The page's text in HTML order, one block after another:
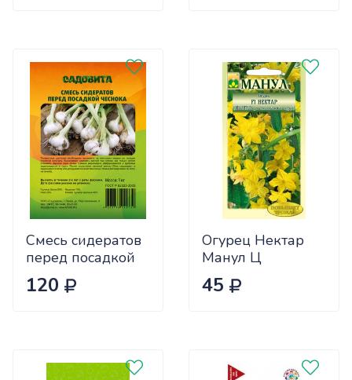
Смесь сидератов
перед посадкой
чеснока 0,5кг
САДОВИТА
120
Огурец Нектар
Манул Ц
45